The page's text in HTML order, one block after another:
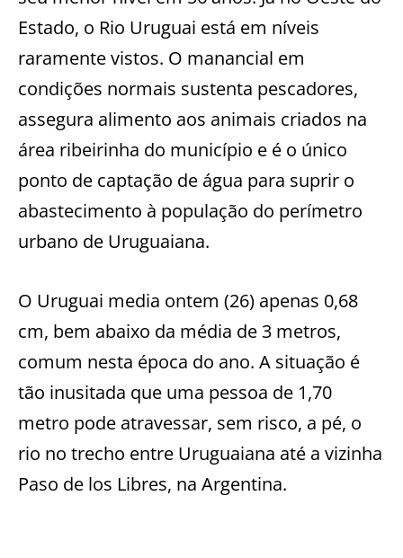
Estado, o Rio Uruguai está em níveis
raramente vistos. O manancial em
condições normais sustenta pescadores,
assegura alimento aos animais criados na
área ribeirinha do município e é o único
ponto de captação de água para suprir o
abastecimento à população do perímetro
urbano de Uruguaiana.
O Uruguai media ontem (26) apenas 0,68
cm, bem abaixo da média de 3 metros,
comum nesta época do ano. A situação é
tão inusitada que uma pessoa de 1,70
metro pode atravessar, sem risco, a pé, o
rio no trecho entre Uruguaiana até a vizinha
Paso de los Libres, na Argentina.